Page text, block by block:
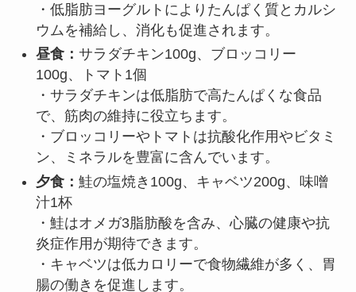
・低脂肪ヨーグルトによりたんぱく質とカルシ
ウムを補給し、消化も促進されます。
昼食： サラダチキン100g、ブロッコリー
100g、トマト1個
・サラダチキンは低脂肪で高たんぱくな食品
で、筋肉の維持に役立ちます。
・ブロッコリーやトマトは抗酸化作用やビタミ
ン、ミネラルを豊富に含んでいます。
夕食： 鮭の塩焼き100g、キャベツ200g、味噌
汁1杯
・鮭はオメガ3脂肪酸を含み、心臓の健康や抗
炎症作用が期待できます。
・キャベツは低カロリーで食物繊維が多く、胃
腸の働きを促進します。